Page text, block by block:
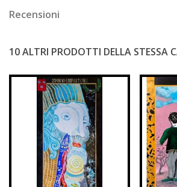
Recensioni
10 ALTRI PRODOTTI DELLA STESSA